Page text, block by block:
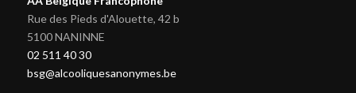
Rue des Pieds d'Alouette, 42 b
5100 NANINNE
02 511 40 30
bsg@alcooliquesanonymes.be